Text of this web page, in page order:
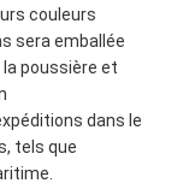
couleurs
sera emballée
poussière et
dans le
tels que